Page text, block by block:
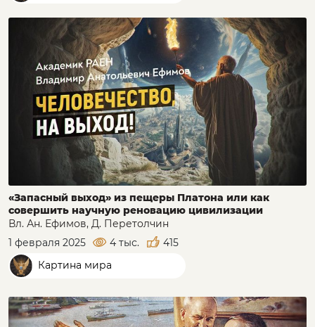
«Запасный выход» из пещеры Платона или как
совершить научную реновацию цивилизации
Вл. Ан. Ефимов, Д. Перетолчин
1 февраля 2025
4 тыс.
415
Картина мира